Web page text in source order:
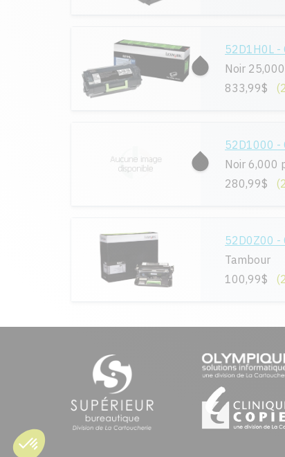
52D1H0L -
Noir
833,99$
52D1000 -
Noir 6,000
280,99$
52D0Z00 -
Tambour
100,99$